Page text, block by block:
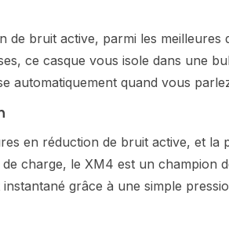
bruit active, parmi les meilleures
ce casque vous isole dans une
automatiquement quand vous
en réduction de bruit active, et la
charge, le XM4 est un champion
grâce à une simple